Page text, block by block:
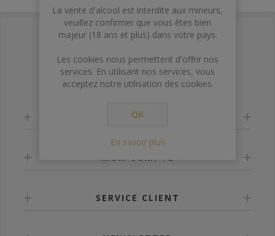
INFORMATION
MON COMPTE
SERVICE CLIENT
La vente d'alcool est interdite aux mineurs,
veuillez confirmer que vous êtes bien
majeur (18 ans et plus) dans votre pays.
Les cookies nous permettent d'offrir nos
services. En utilisant nos services, vous
acceptez notre utilisation des cookies.
OK
En savoir plus